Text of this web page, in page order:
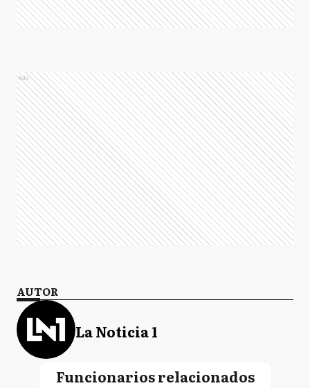
Ads
AUTOR
La Noticia 1
Funcionarios relacionados